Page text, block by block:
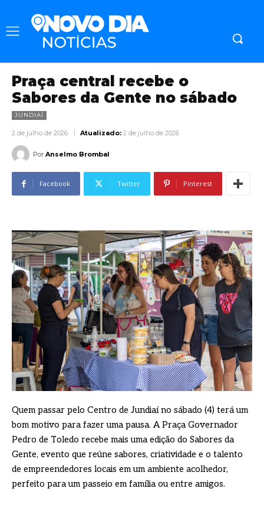
Praça central recebe o
Sabores da Gente no sábado
JUNDIAÍ
2 de julho de 2026 Atualizado: 2 de julho de 2026
Por Anselmo Brombal
Facebook Twitter Pinterest
Quem passar pelo Centro de Jundiaí no sábado (4) terá um
bom motivo para fazer uma pausa. A Praça Governador
Pedro de Toledo recebe mais uma edição do Sabores da
Gente, evento que reúne sabores, criatividade e o talento
de empreendedores locais em um ambiente acolhedor,
perfeito para um passeio em família ou entre amigos.